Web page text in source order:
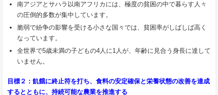
南アジアとサハラ以南アフリカには、極度の貧困の中で暮らす人々
の圧倒的多数が集中しています。
脆弱で紛争の影響を受ける小さな国々では、貧困率がしばしば高く
なっています。
全世界で5歳未満の子どもの4人に1人が、年齢に見合う身長に達して
いません。
目標２：飢餓に終止符を打ち、食料の安定確保と栄養状態の改善を達成
するとともに、持続可能な農業を推進する